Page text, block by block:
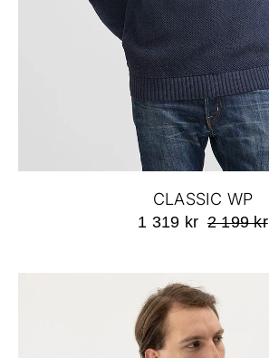
CLASSIC WP
1 319 kr 2 199 kr